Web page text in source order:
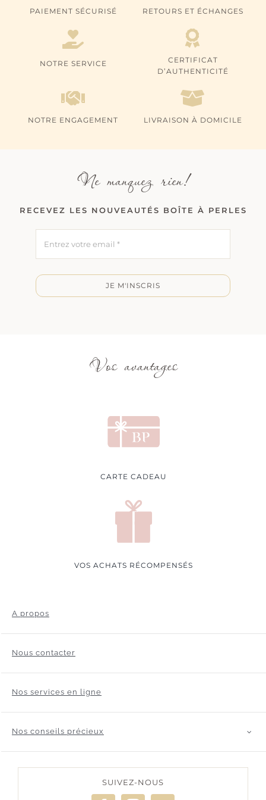
PAIEMENT SÉCURISÉ RETOURS ET ÉCHANGES
NOTRE SERVICE
CERTIFICAT
D’AUTHENTICITÉ
NOTRE ENGAGEMENT LIVRAISON À DOMICILE
Ne manquez rien!
RECEVEZ LES NOUVEAUTÉS BOÎTE À PERLES
JE M'INSCRIS
Vos avantages
CARTE CADEAU
VOS ACHATS RÉCOMPENSÉS
A propos
Nous contacter
Nos services en ligne
Nos conseils précieux
SUIVEZ-NOUS